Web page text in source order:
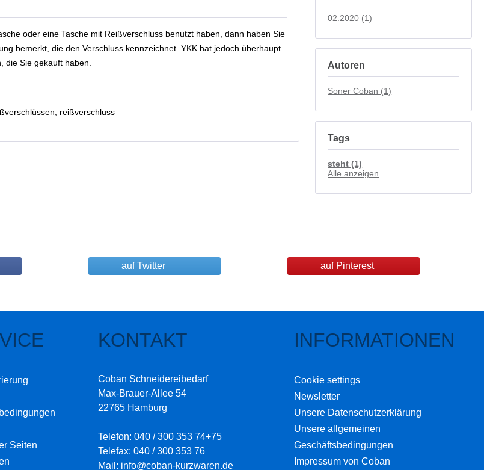
02.2020 (1)
Autoren
Soner Coban (1)
Tags
steht (1)
Alle anzeigen
oder eine Tasche mit Reißverschluss benutzt haben, dann haben Sie
bemerkt, die den Verschluss kennzeichnet. YKK hat jedoch überhaupt
die Sie gekauft haben.
reißverschluss
auf Twitter auf Pinterest
Seiten
KONTAKT
Coban Schneidereibedarf
Max-Brauer-Allee 54
22765 Hamburg
Telefon: 040 / 300 353 74+75
Telefax: 040 / 300 353 76
Mail: info@coban-kurzwaren.de
INFORMATIONEN
Cookie settings
Newsletter
Unsere Datenschutzerklärung
Unsere allgemeinen
Geschäftsbedingungen
Impressum von Coban